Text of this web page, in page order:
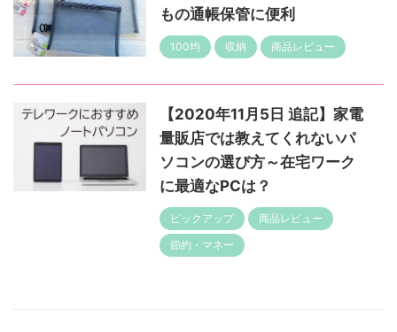
もの通帳保管に便利
100均 収納 商品レビュー
【2020年11月5日 追記】家電
量販店では教えてくれないパ
ソコンの選び方～在宅ワーク
に最適なPCは？
ピックアップ
商品レビュー
節約・マネー